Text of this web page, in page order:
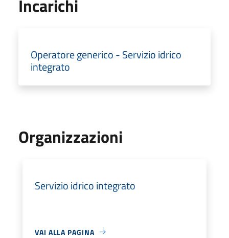
Incarichi
Operatore generico - Servizio idrico
integrato
Organizzazioni
Servizio idrico integrato
VAI ALLA PAGINA